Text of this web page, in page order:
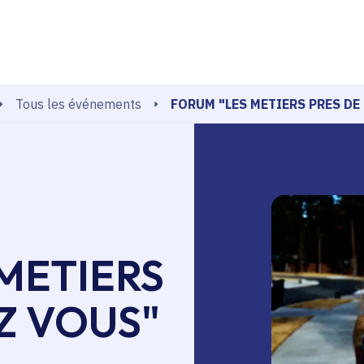
Tous les événements FORUM "LES METIERS PRES
VOUS"